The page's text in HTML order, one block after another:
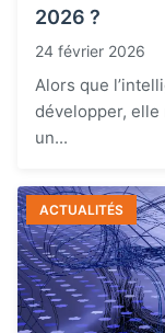
2026 ?
24 février 2026
Alors que
développer,
un...
ACTUALITÉS